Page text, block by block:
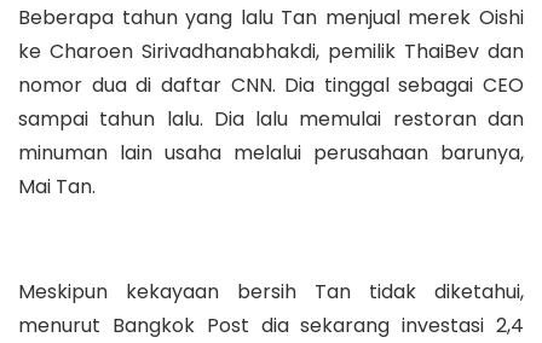
Beberapa tahun yang lalu Tan menjual merek Oishi
ke Charoen Sirivadhanabhakdi, pemilik ThaiBev dan
nomor dua di daftar CNN. Dia tinggal sebagai CEO
sampai tahun lalu. Dia lalu memulai restoran dan
minuman lain usaha melalui perusahaan barunya,
Mai Tan.
Meskipun kekayaan bersih Tan tidak diketahui,
menurut Bangkok Post dia sekarang investasi 2,4